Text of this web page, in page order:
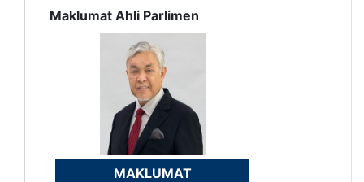
Maklumat Ahli Parlimen
MAKLUMAT